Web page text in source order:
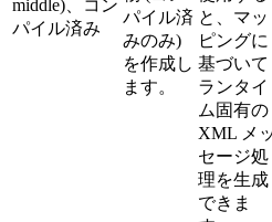
middle)、コン
パイル済み
パイル済
みのみ)
を作成し
ます。
と、マッ
ピングに
基づいて
ランタイ
ム固有の
XML メ
セージ処
理を生成
できま